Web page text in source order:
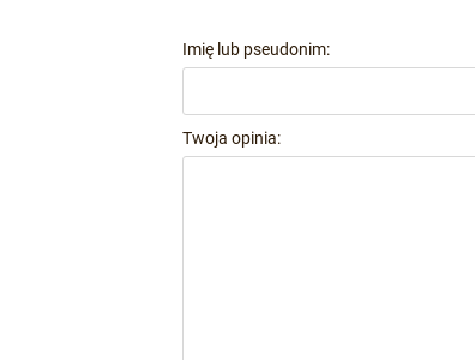
Imię lub pseudonim:
Twoja opinia: